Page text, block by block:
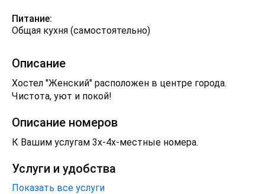
Питание:
Общая кухня (самостоятельно)
Описание
Хостел "Женский" расположен в центре города.
Чистота, уют и покой!
Описание номеров
К Вашим услугам 3х-4х-местные номера.
Услуги и удобства
Показать все услуги